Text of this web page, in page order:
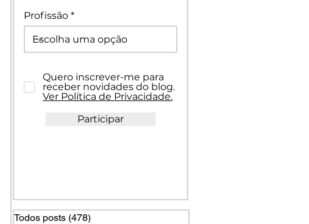
Profissão
Quero inscrever-me para
receber novidades do blog.
Ver Política de Privacidade.
Participar
Todos posts (478)